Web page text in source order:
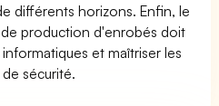
différents horizons. Enfin, le
production d'enrobés doit
et maîtriser les
sécurité.